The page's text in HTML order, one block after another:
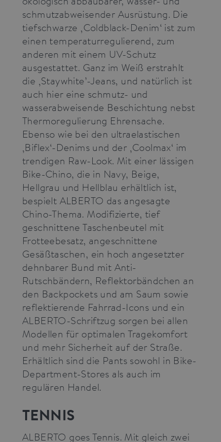
schmutzabweisender Ausrüstung. Die
tiefschwarze ‚Coldblack-Denim‘ ist zum
einen temperaturregulierend, zum
anderen mit einem UV-Schutz
ausgestattet. Ganz im Weiß erstrahlt
die ‚Staywhite’-Jeans, und natürlich ist
auch hier eine schmutz- und
wasserabweisende Beschichtung nebst
Thermoregulierung Ehrensache.
Ebenso wie bei den ultraelastischen
‚Biflex‘-Denims und der ‚Coolmax‘ im
trendigen Raw-Look. Mit einer lässigen
Bike-Chino, die in Navy, Beige,
Hellgrau und Hellblau erhältlich ist,
bespielt ALBERTO das angesagte
Chino-Thema. Modifizierte, tief
geschnittene Taschenbeutel mit
Frotteebesatz, angeschnittene
Gesäßtaschen, ein hoch angesetzter
dehnbarer Bund mit Anti-
Rutschbändern, Reflektorbändchen an
den Backpockets und am Saum sowie
reflektierende Fahrrad-Icons und ein
ALBERTO-Schriftzug sorgen bei allen
Modellen für optimalen Tragekomfort
und mehr Sicherheit auf der Straße.
Erhältlich sind die Pants sowohl in Bike-
Department-Stores als auch im
regulären Handel.
TENNIS
ALBERTO goes Tennis. Mit gleich zwei
CookieScriptConsent
CookieScript
press.alberto-
pants.com
1 year
visitor
cookie
It is
Name
Provider /
Domain
Expiration
_pk_id.3.3ff2
press.alberto-
pants.com
1 year
with the
Piwik open
platform. It is
used to help
website
visitor
and measure
performance.
type cookie,
where the
prefix _pk_id
setting the